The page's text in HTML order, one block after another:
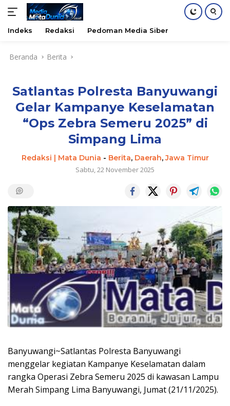
Indeks Redaksi Pedoman Media Siber
Beranda Berita
Satlantas Polresta Banyuwangi
Gelar Kampanye Keselamatan
“Ops Zebra Semeru 2025” di
Simpang Lima
Redaksi | Mata Dunia - Berita, Daerah,Jawa Timur
Sabtu, 22 November 2025
Banyuwangi~Satlantas Polresta Banyuwangi
menggelar kegiatan Kampanye Keselamatan dalam
rangka Operasi Zebra Semeru 2025 di kawasan Lampu
Merah Simpang Lima Banyuwangi, Jumat (21/11/2025).